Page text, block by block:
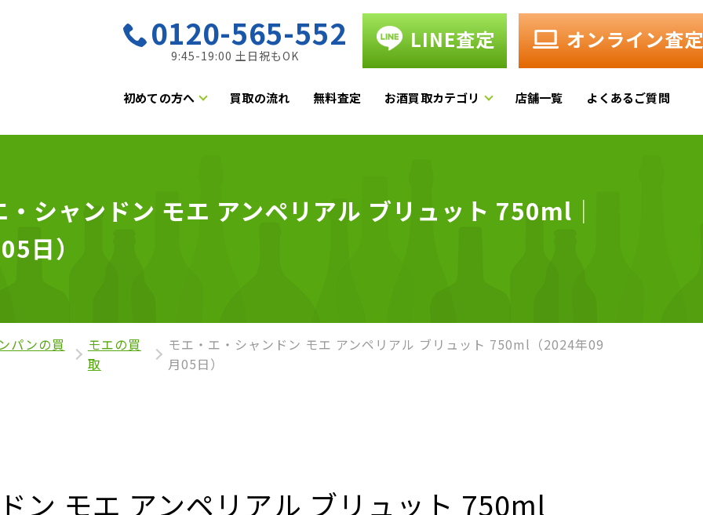
0120-565-552
9:45-19:00 土日祝もOK
LINE査定 オンライン査定
初めての方へ 買取の流れ 無料査定 お酒買取カテゴリ 店舗一覧 よくあるご質問
シャンドン モエ アンペリアル ブリュット 750ml｜
日）
パンの買
モエの買
取
モエ・エ・シャンドン モエ アンペリアル ブリュット 750ml（2024年09
月05日）
ン モエ アンペリアル ブリュット 750ml